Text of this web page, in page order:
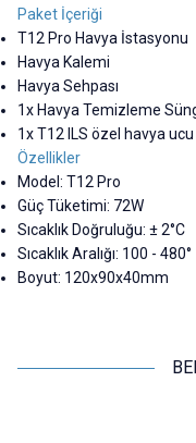
Paket İçeriği
T12 Pro Havya İstasyonu
Havya Kalemi
Havya Sehpası
1x Havya Temizleme
1x T12 ILS özel havya ucu
Özellikler
Model: T12 Pro
Güç Tüketimi: 72W
Sıcaklık Doğruluğu: ± 2°C
Sıcaklık Aralığı: 100 - 480°
Boyut: 120x90x40mm